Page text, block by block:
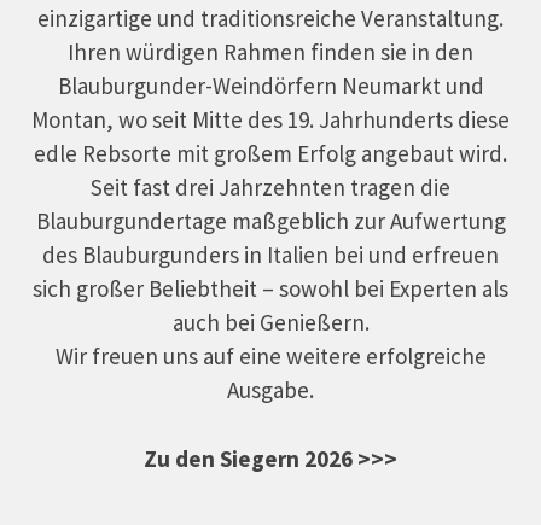
einzigartige und traditionsreiche Veranstaltung.
Ihren würdigen Rahmen finden sie in den
Blauburgunder-Weindörfern Neumarkt und
Montan, wo seit Mitte des 19. Jahrhunderts diese
edle Rebsorte mit großem Erfolg angebaut wird.
Seit fast drei Jahrzehnten tragen die
Blauburgundertage maßgeblich zur Aufwertung
des Blauburgunders in Italien bei und erfreuen
sich großer Beliebtheit – sowohl bei Experten als
auch bei Genießern.
Wir freuen uns auf eine weitere erfolgreiche
Ausgabe.
Zu den Siegern 2026 >>>